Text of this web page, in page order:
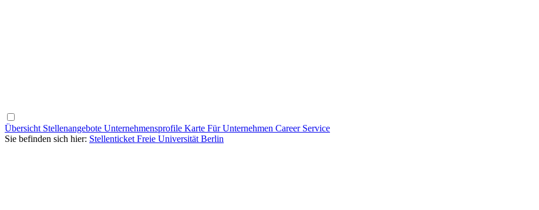
Übersicht Stellenangebote Unternehmensprofile Karte Für Unternehmen Career Service
Sie befinden sich hier: Stellenticket Freie Universität Berlin